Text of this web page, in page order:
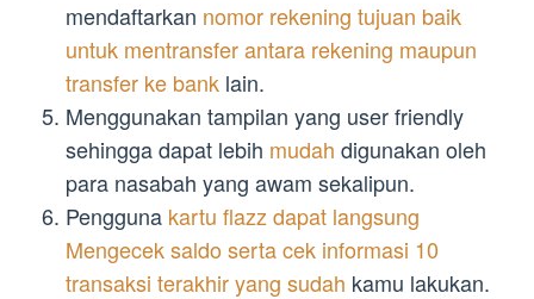
mendaftarkan nomor rekening tujuan baik
untuk mentransfer antara rekening maupun
transfer ke bank lain.
Menggunakan tampilan yang user friendly
sehingga dapat lebih mudah digunakan oleh
para nasabah yang awam sekalipun.
Pengguna kartu flazz dapat langsung
Mengecek saldo serta cek informasi 10
transaksi terakhir yang sudah kamu lakukan.